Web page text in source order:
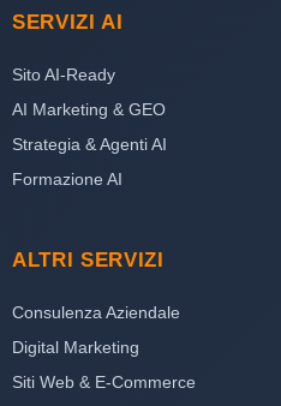
SERVIZI AI
Sito AI-Ready
AI Marketing & GEO
Strategia & Agenti AI
Formazione AI
ALTRI SERVIZI
Consulenza Aziendale
Digital Marketing
Siti Web & E-Commerce